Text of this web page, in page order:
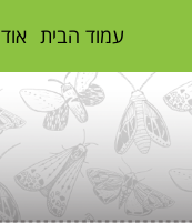
עמוד הבית